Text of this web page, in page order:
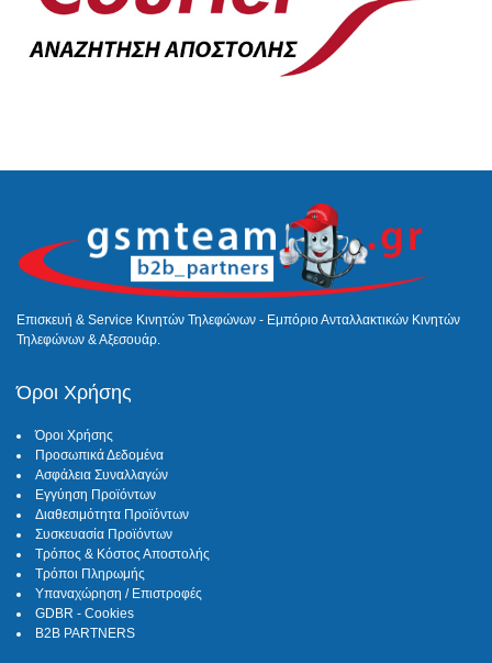
Επισκευή & Service Κινητών Τηλεφώνων - Εμπόριο Ανταλλακτικών Κινητών
Τηλεφώνων & Αξεσουάρ.
Όροι Χρήσης
Όροι Χρήσης
Προσωπικά Δεδομένα
Ασφάλεια Συναλλαγών
Εγγύηση Προϊόντων
Διαθεσιμότητα Προϊόντων
Συσκευασία Προϊόντων
Τρόπος & Κόστος Αποστολής
Τρόποι Πληρωμής
Υπαναχώρηση / Επιστροφές
GDBR - Cookies
B2B PARTNERS